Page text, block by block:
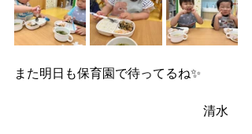
また明日も保育園で待ってるね✨
清水